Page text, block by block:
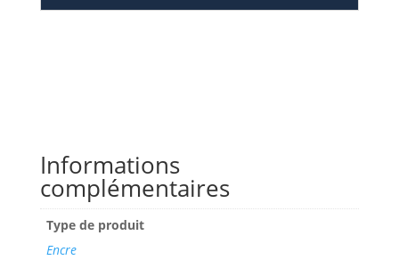
Informations
complémentaires
Type de produit
Encre